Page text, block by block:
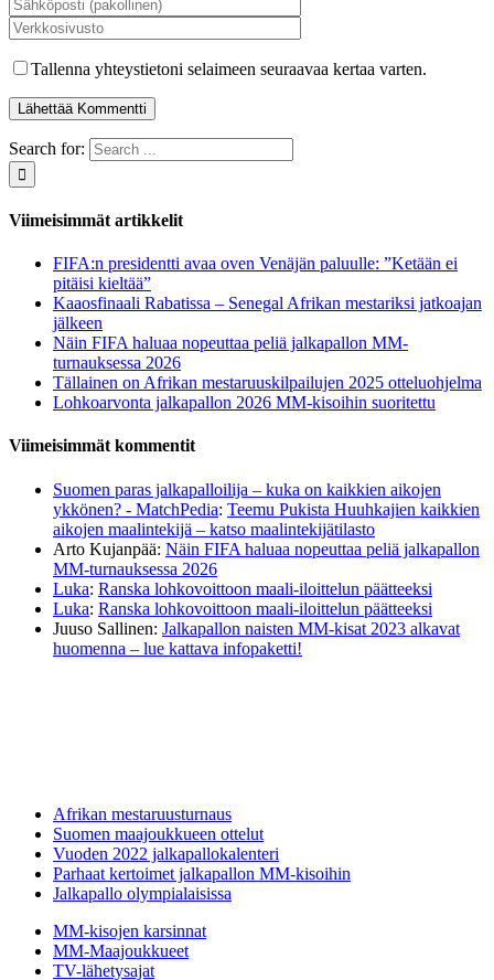
Tallenna yhteystietoni selaimeen seuraavaa kertaa varten.
Search for:
Viimeisimmät artikkelit
FIFA:n presidentti avaa oven Venäjän paluulle: ”Ketään ei
pitäisi kieltää”
Kaaosfinaali Rabatissa – Senegal Afrikan mestariksi jatkoajan
jälkeen
Näin FIFA haluaa nopeuttaa peliä jalkapallon MM-
turnauksessa 2026
Tällainen on Afrikan mestaruuskilpailujen 2025 otteluohjelma
Lohkoarvonta jalkapallon 2026 MM-kisoihin suoritettu
Viimeisimmät kommentit
Suomen paras jalkapalloilija – kuka on kaikkien aikojen
ykkönen? - MatchPedia: Teemu Pukista Huuhkajien kaikkien
aikojen maalintekijä – katso maalintekijätilasto
Arto Kujanpää: Näin FIFA haluaa nopeuttaa peliä jalkapallon
MM-turnauksessa 2026
Luka: Ranska lohkovoittoon maali-iloittelun päätteeksi
Luka: Ranska lohkovoittoon maali-iloittelun päätteeksi
Juuso Sallinen: Jalkapallon naisten MM-kisat 2023 alkavat
huomenna – lue kattava infopaketti!
Afrikan mestaruusturnaus
Suomen maajoukkueen ottelut
Vuoden 2022 jalkapallokalenteri
Parhaat kertoimet jalkapallon MM-kisoihin
Jalkapallo olympialaisissa
MM-kisojen karsinnat
MM-Maajoukkueet
TV-lähetysajat